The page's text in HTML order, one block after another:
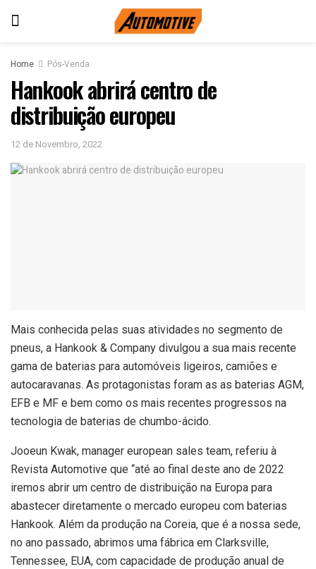
Home Pós-Venda
Hankook abrirá centro de
distribuição europeu
12 de Novembro, 2022
Mais conhecida pelas suas atividades no segmento de
pneus, a Hankook & Company divulgou a sua mais recente
gama de baterias para automóveis ligeiros, camiões e
autocaravanas. As protagonistas foram as as baterias AGM,
EFB e MF e bem como os mais recentes progressos na
tecnologia de baterias de chumbo-ácido.
Jooeun Kwak, manager european sales team, referiu à
Revista Automotive que “até ao final deste ano de 2022
iremos abrir um centro de distribuição na Europa para
abastecer diretamente o mercado europeu com baterias
Hankook. Além da produção na Coreia, que é a nossa sede,
no ano passado, abrimos uma fábrica em Clarksville,
Tennessee, EUA, com capacidade de produção anual de